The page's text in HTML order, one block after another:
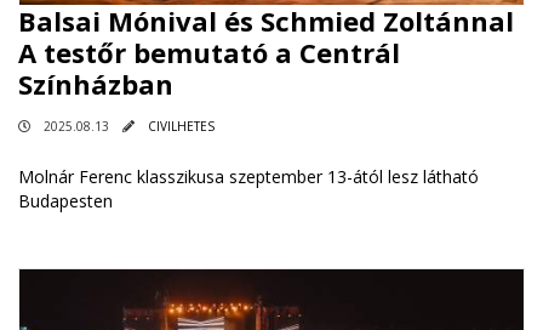
Balsai Mónival és Schmied Zoltánnal
A testőr bemutató a Centrál
Színházban
2025.08.13 CIVILHETES
Molnár Ferenc klasszikusa szeptember 13-ától lesz látható
Budapesten